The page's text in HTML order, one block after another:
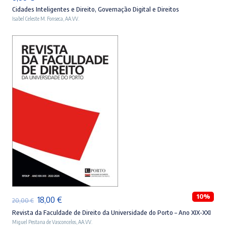
Cidades Inteligentes e Direito, Governação Digital e Direitos
Isabel Celeste M. Fonseca AA.VV.
20,00€ O
preço
18,00 €O
preço
10%
Revista da Faculdade de Direito da Universidade do Porto – Ano XIX-XXI
Miguel Pestana de Vasconcelos AA.VV.